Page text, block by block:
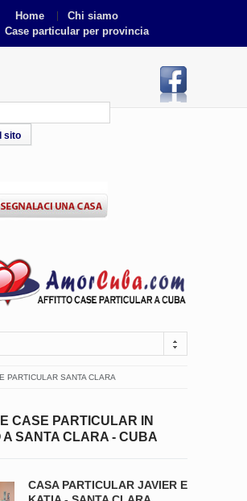
Home
Chi siamo
Case particular per provincia
PARTICULAR SANTA CLARA
CASE PARTICULAR IN
A SANTA CLARA - CUBA
CASA PARTICULAR JAVIER E